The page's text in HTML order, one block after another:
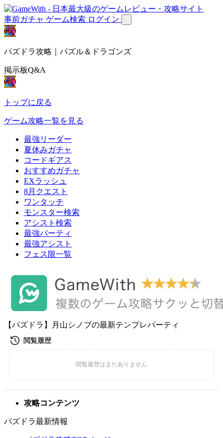
事前ガチャ ゲーム検索 ログイン
パズドラ攻略｜パズル＆ドラゴンズ
掲示板Q&A
トップに戻る
ゲーム攻略一覧を見る
最強リーダー
夏休みガチャ
コードギアス
おすすめガチャ
EXラッシュ
8月クエスト
ワンタッチ
モンスター検索
アシスト検索
最強パーティ
最強アシスト
フェス限一覧
【パズドラ】月山シノブの最新テンプレパーティ
攻略コンテンツ
パズドラ最新情報